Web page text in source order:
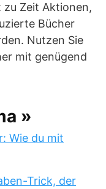
zu Zeit Aktionen,
Bücher
Nutzen Sie
mit genügend
»
Wie du mit
Trick, der